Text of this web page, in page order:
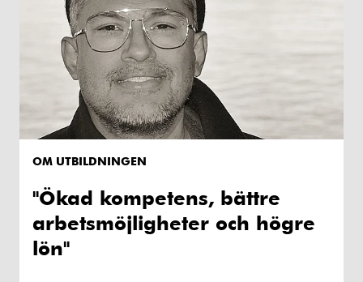
OM UTBILDNINGEN
"Ökad kompetens, bättre
arbetsmöjligheter och högre
lön"